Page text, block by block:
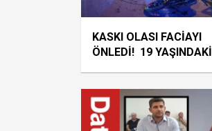
KASKI OLASI FACİAYI
ÖNLEDİ! 19 YAŞINDAKİ